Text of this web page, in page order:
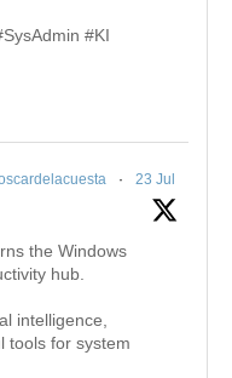
#KI
· 23 Jul
the Windows
hub.
intelligence,
tools for system